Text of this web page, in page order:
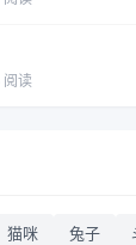
读
猫咪 兔子